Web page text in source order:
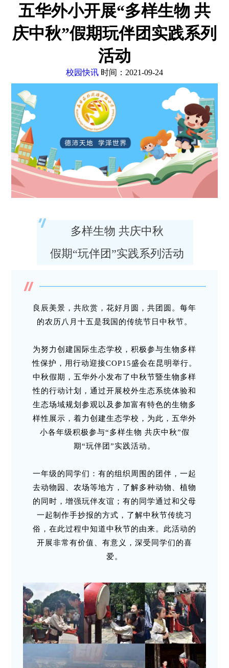
五华外小开展“多样生物 共
庆中秋”假期玩伴团实践系列
活动
校园快讯 时间：2021-09-24
多样生物 共庆中秋
假期“玩伴团”实践系列活动
良辰美景，共欣赏，花好月圆，共团圆。每年
的农历八月十五是我国的传统节日中秋节。
为努力创建国际生态学校，积极参与生物多样
性保护，用行动迎接COP15盛会在昆明举行。
中秋假期，五华外小发布了中秋节暨生物多样
性的行动计划，通过开展校外生态系统体验和
生态场域规划参观以及参加富有特色的生物多
样性展示，着力创建生态学校，为此，五华外
小各年级积极参与“多样生物 共庆中秋”假
期“玩伴团”实践活动。
一年级的同学们：有的组织周围的团伴，一起
去动物园、农场等地方，了解多种动物、植物
的同时，增强玩伴友谊；有的同学通过和父母
一起制作手抄报的方式，了解中秋节传统习
俗，在此过程中知道中秋节的由来。此活动的
开展非常有价值、有意义，深受同学们的喜
爱。